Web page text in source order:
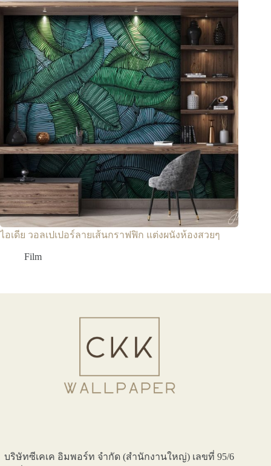
ไอเดีย วอลเปเปอร์ลายเส้นกราฟฟิก แต่งผนังห้องสวยๆ
Film
บริษัทซีเคเค อิมพอร์ท จำกัด (สำนักงานใหญ่) เลขที่ 95/6